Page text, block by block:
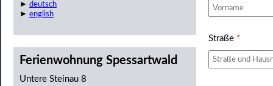
► deutsch
► english
Ferienwohnung Spessartwald
Untere Steinau 8
Straße *